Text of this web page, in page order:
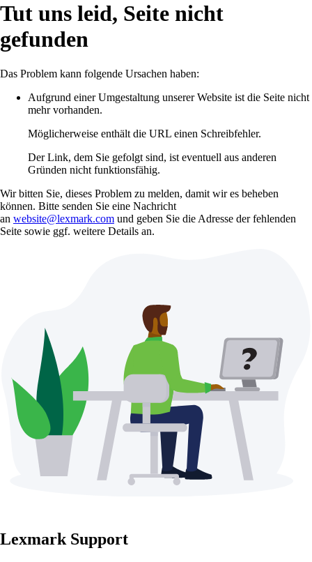
Tut uns leid, Seite nicht
gefunden
Das Problem kann folgende Ursachen haben:
Aufgrund einer Umgestaltung unserer Website ist die Seite nicht
mehr vorhanden.
Möglicherweise enthält die URL einen Schreibfehler.
Der Link, dem Sie gefolgt sind, ist eventuell aus anderen
Gründen nicht funktionsfähig.
Wir bitten Sie, dieses Problem zu melden, damit wir es beheben
können. Bitte senden Sie eine Nachricht
an website@lexmark.com und geben Sie die Adresse der fehlenden
Seite sowie ggf. weitere Details an.
Lexmark Support